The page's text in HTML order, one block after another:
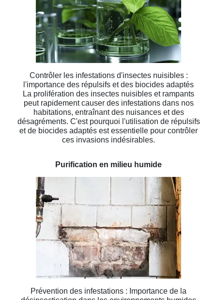
Contrôler les infestations d'insectes nuisibles :
l'importance des répulsifs et des biocides adaptés
La prolifération des insectes nuisibles et rampants
peut rapidement causer des infestations dans nos
habitations, entraînant des nuisances et des
désagréments. C'est pourquoi l'utilisation de répulsifs
et de biocides adaptés est essentielle pour contrôler
ces invasions indésirables.
Purification en milieu humide
Prévention des infestations : Importance de la